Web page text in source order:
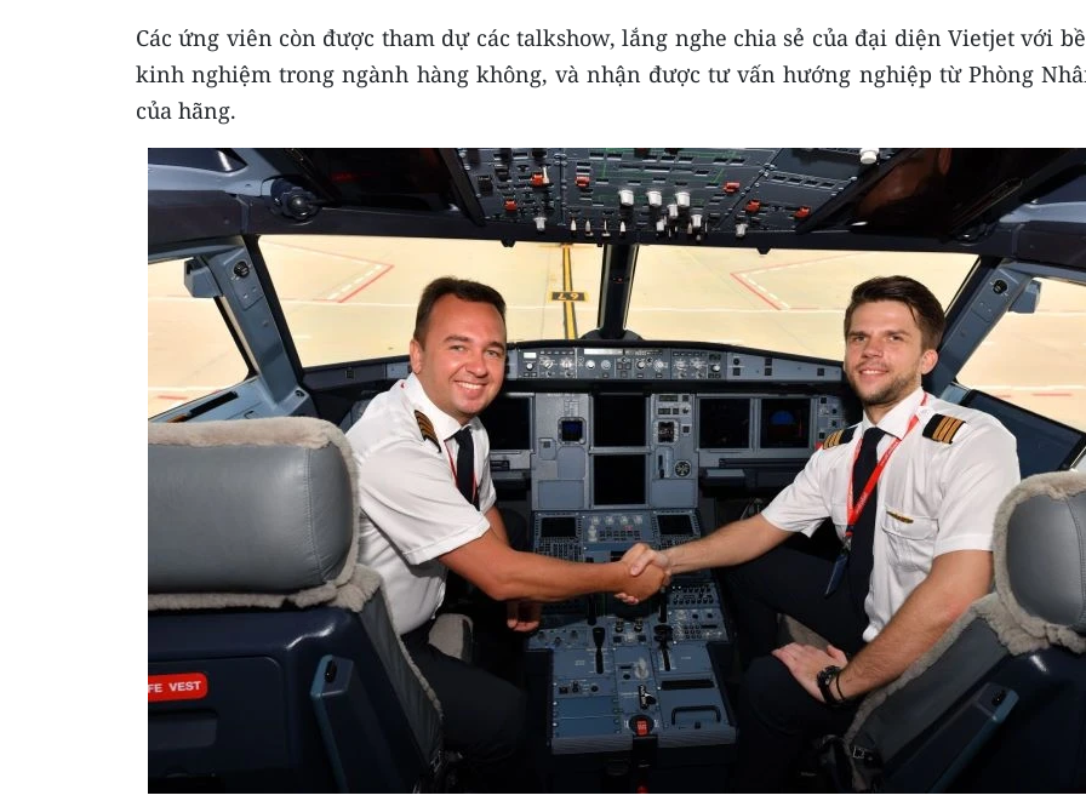
Các ứng viên còn được tham dự các talkshow, lắng nghe chia sẻ của đại diện Vietjet với
kinh nghiệm trong ngành hàng không, và nhận được tư vấn hướng nghiệp từ Phòng
của hãng.